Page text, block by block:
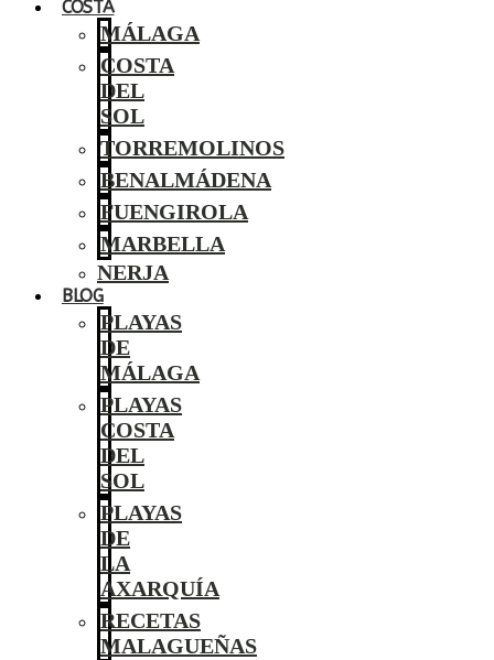
COSTA
MÁLAGA
COSTA
DEL
SOL
TORREMOLINOS
BENALMÁDENA
FUENGIROLA
MARBELLA
NERJA
BLOG
PLAYAS
DE
MÁLAGA
PLAYAS
COSTA
DEL
SOL
PLAYAS
DE
LA
AXARQUÍA
RECETAS
MALAGUEÑAS